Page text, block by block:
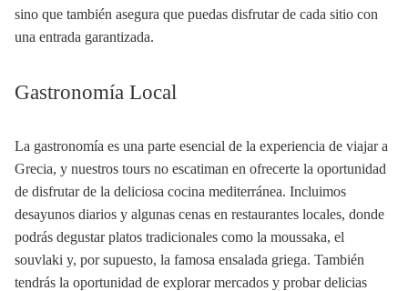
sino que también asegura que puedas disfrutar de cada sitio con
una entrada garantizada.
Gastronomía Local
La gastronomía es una parte esencial de la experiencia de viajar a
Grecia, y nuestros tours no escatiman en ofrecerte la oportunidad
de disfrutar de la deliciosa cocina mediterránea. Incluimos
desayunos diarios y algunas cenas en restaurantes locales, donde
podrás degustar platos tradicionales como la moussaka, el
souvlaki y, por supuesto, la famosa ensalada griega. También
tendrás la oportunidad de explorar mercados y probar delicias